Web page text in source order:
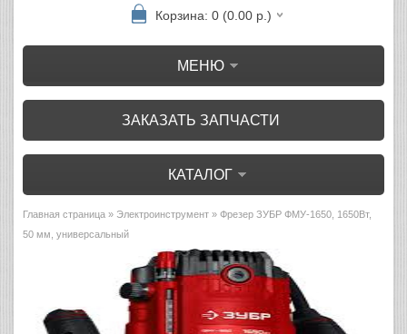
Корзина: 0 (0.00 р.)
МЕНЮ
ЗАКАЗАТЬ ЗАПЧАСТИ
КАТАЛОГ
Главная страница » Электроинструмент » Фрезер ЗУБР ФМУ-1650, 1650Вт,
50 мм, универсальный